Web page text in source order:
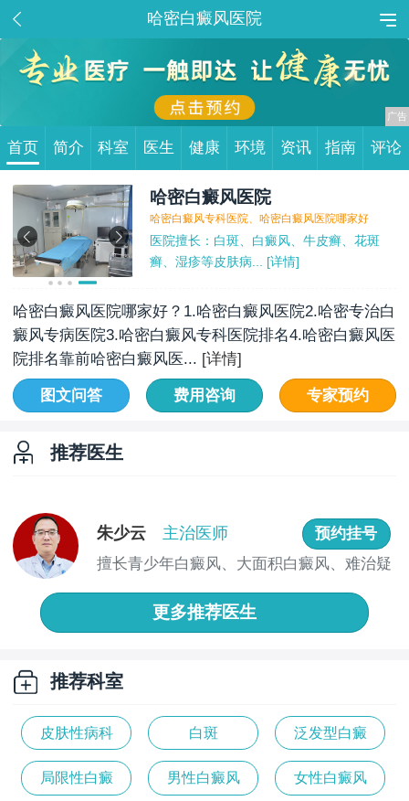
哈密白癜风医院
首页 简介 科室 医生 健康 环境 资讯 指南 评论
哈密白癜风医院
哈密白癜风专科医院、哈密白癜风医院哪家好
医院擅长：白斑、白癜风、牛皮癣、花斑
癣、湿疹等皮肤病...
[详情]
哈密白癜风医院哪家好？1.哈密白癜风医院2.哈密专治白
癜风专病医院3.哈密白癜风专科医院排名4.哈密白癜风医
院排名靠前哈密白癜风医... [详情]
图文问答 费用咨询 专家预约
推荐医生
朱少云 主治医师
预约挂号
擅长青少年白癜风、大面积白癜风、难治疑
更多推荐医生
推荐科室
皮肤性病科 白斑 泛发型白癜
风
局限性白癜
男性白癜风 女性白癜风